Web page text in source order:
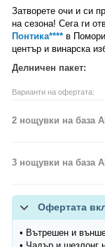
Затворете очи и си
на сезона! Сега ги
Понтика**** в
център и винарска
Делничен пакет:
Варианти на офертата:
2 нощувки на база
3 нощувки на база
Офертата
• Вътрешен и